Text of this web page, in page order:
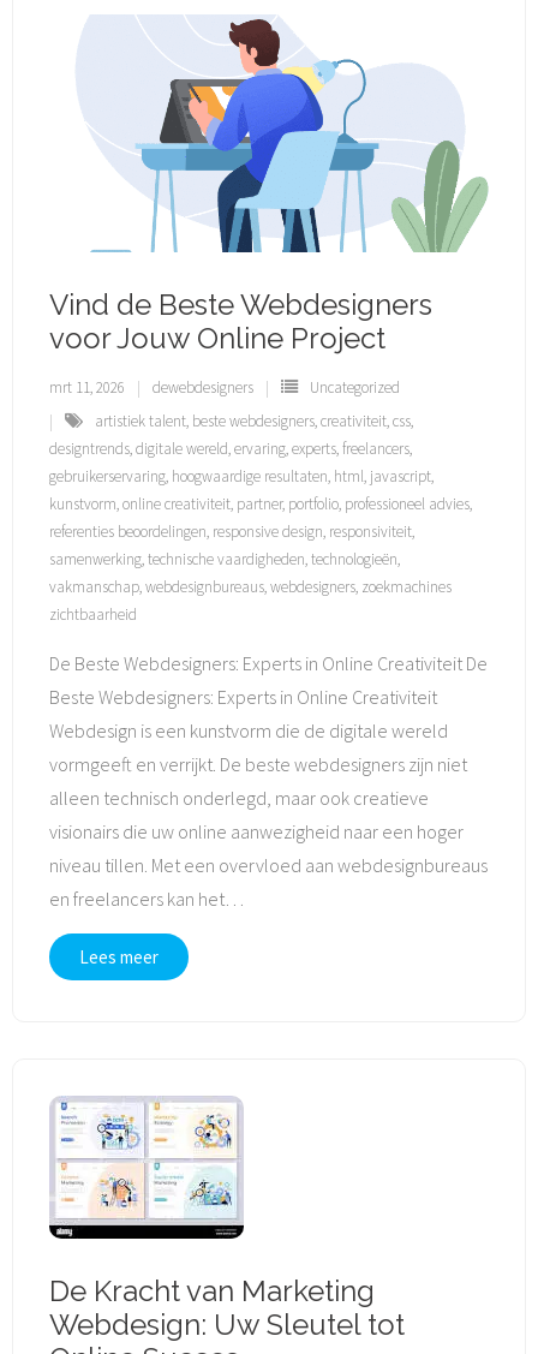
Vind de Beste Webdesigners
voor Jouw Online Project
mrt 11, 2026 dewebdesigners
Uncategorized
artistiek talent, beste webdesigners,creativiteit,css,
designtrends,digitale wereld,ervaring,experts,freelancers,
gebruikerservaring, hoogwaardige resultaten, html, javascript,
kunstvorm,online creativiteit, partner, portfolio, professioneel advies,
referenties beoordelingen, responsive design, responsiviteit,
samenwerking,technische vaardigheden,technologieën,
vakmanschap,webdesignbureaus,webdesigners, zoekmachines
zichtbaarheid
De Beste Webdesigners: Experts in Online Creativiteit De
Beste Webdesigners: Experts in Online Creativiteit
Webdesign is een kunstvorm die de digitale wereld
vormgeeft en verrijkt. De beste webdesigners zijn niet
alleen technisch onderlegd, maar ook creatieve
visionairs die uw online aanwezigheid naar een hoger
niveau tillen. Met een overvloed aan webdesignbureaus
en freelancers kan het…
Lees meer
De Kracht van Marketing
Webdesign: Uw Sleutel tot